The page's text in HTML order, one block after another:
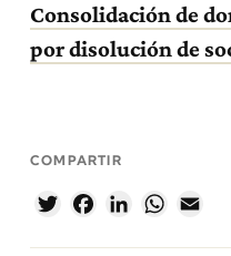
Consolidación de
por disolución de
COMPARTIR
TwitterFacebookLinkedIn